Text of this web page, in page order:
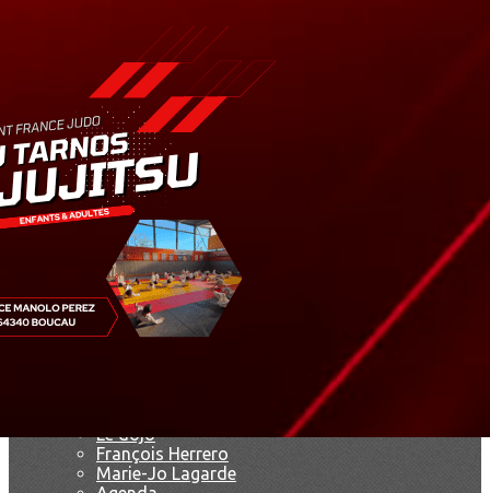
Exporter toutes les colonnes
Exporter uniquement les colonnes affichées
>
Résultats
Saison 2019
Saison 2025 - 2026
Ajoutez un logo, un bouton, des réseaux sociaux
Cliquez pour éditer
Le dojo
François Herrero
Marie-Jo Lagarde